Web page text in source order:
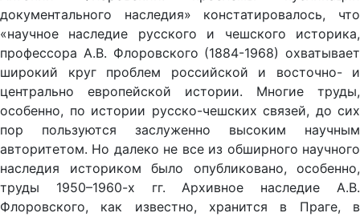
документального наследия» констатировалось, что
«научное наследие русского и чешского историка,
профессора А.В. Флоровского (1884-1968) охватывает
широкий круг проблем российской и восточно- и
центрально европейской истории. Многие труды,
особенно, по истории русско-чешских связей, до сих
пор пользуются заслуженно высоким научным
авторитетом. Но далеко не все из обширного научного
наследия историком было опубликовано, особенно,
труды 1950–1960-х гг. Архивное наследие А.В.
Флоровского, как известно, хранится в Праге, в